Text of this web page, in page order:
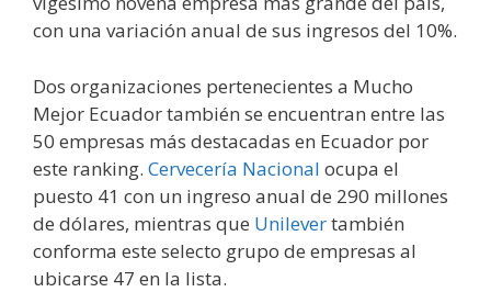
con una variación anual de sus ingresos del 10%.
Dos organizaciones pertenecientes a Mucho
Mejor Ecuador también se encuentran entre las
50 empresas más destacadas en Ecuador por
este ranking. Cervecería Nacional ocupa el
puesto 41 con un ingreso anual de 290 millones
de dólares, mientras que Unilevertambién
conforma este selecto grupo de empresas al
ubicarse 47 en la lista.